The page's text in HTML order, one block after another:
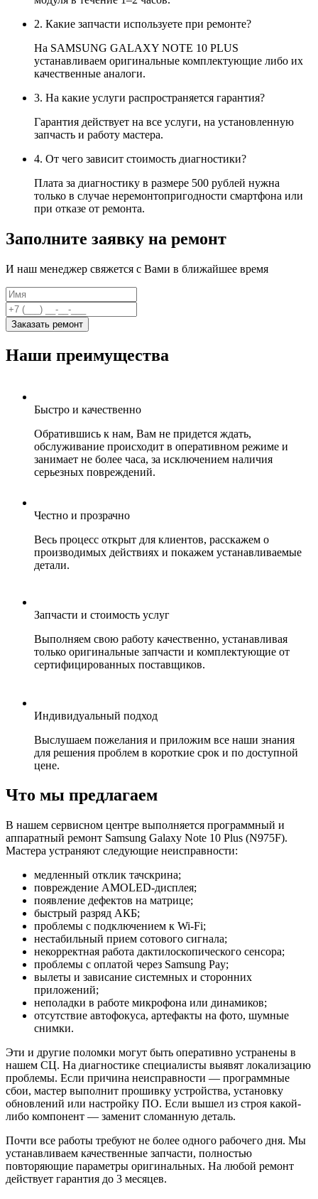
2. Какие запчасти используете при ремонте?
На SAMSUNG GALAXY NOTE 10 PLUS
устанавливаем оригинальные комплектующие либо их
качественные аналоги.
3. На какие услуги распространяется гарантия?
Гарантия действует на все услуги, на установленную
запчасть и работу мастера.
4. От чего зависит стоимость диагностики?
Плата за диагностику в размере 500 рублей нужна
только в случае неремонтопригодности смартфона или
при отказе от ремонта.
Заполните заявку на ремонт
И наш менеджер свяжется с Вами в ближайшее время
Заказать ремонт
Наши преимущества
Быстро и качественно
Обратившись к нам, Вам не придется ждать,
обслуживание происходит в оперативном режиме и
занимает не более часа, за исключением наличия
серьезных повреждений.
Честно и прозрачно
Весь процесс открыт для клиентов, расскажем о
производимых действиях и покажем устанавливаемые
детали.
Запчасти и стоимость услуг
Выполняем свою работу качественно, устанавливая
только оригинальные запчасти и комплектующие от
сертифицированных поставщиков.
Индивидуальный подход
Выслушаем пожелания и приложим все наши знания
для решения проблем в короткие срок и по доступной
цене.
Что мы предлагаем
В нашем сервисном центре выполняется программный и
аппаратный ремонт Samsung Galaxy Note 10 Plus (N975F).
Мастера устраняют следующие неисправности:
медленный отклик тачскрина;
повреждение AMOLED-дисплея;
появление дефектов на матрице;
быстрый разряд АКБ;
проблемы с подключением к Wi-Fi;
нестабильный прием сотового сигнала;
некорректная работа дактилоскопического сенсора;
проблемы с оплатой через Samsung Pay;
вылеты и зависание системных и сторонних
приложений;
неполадки в работе микрофона или динамиков;
отсутствие автофокуса, артефакты на фото, шумные
снимки.
Эти и другие поломки могут быть оперативно устранены в
нашем СЦ. На диагностике специалисты выявят локализацию
проблемы. Если причина неисправности — программные
сбои, мастер выполнит прошивку устройства, установку
обновлений или настройку ПО. Если вышел из строя какой-
либо компонент — заменит сломанную деталь.
Почти все работы требуют не более одного рабочего дня. Мы
устанавливаем качественные запчасти, полностью
повторяющие параметры оригинальных. На любой ремонт
действует гарантия до 3 месяцев.